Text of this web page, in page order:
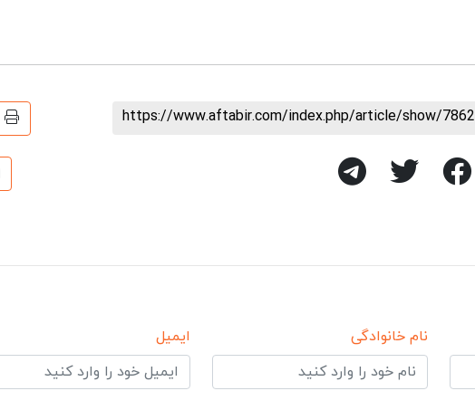
https://www.aftabir.com/index.php/article/show/7862
نام خانوادگی ایمیل